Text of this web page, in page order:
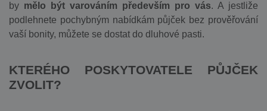
by mělo být varováním především pro vás. A jestliže
podlehnete pochybným nabídkám půjček bez prověřování
vaší bonity, můžete se dostat do dluhové pasti.
KTERÉHO POSKYTOVATELE PŮJČEK
ZVOLIT?